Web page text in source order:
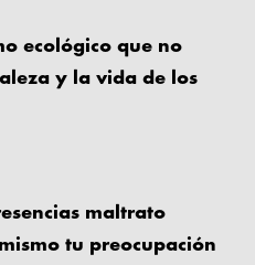
ecológico que no
y la vida de los
maltrato
tu preocupación